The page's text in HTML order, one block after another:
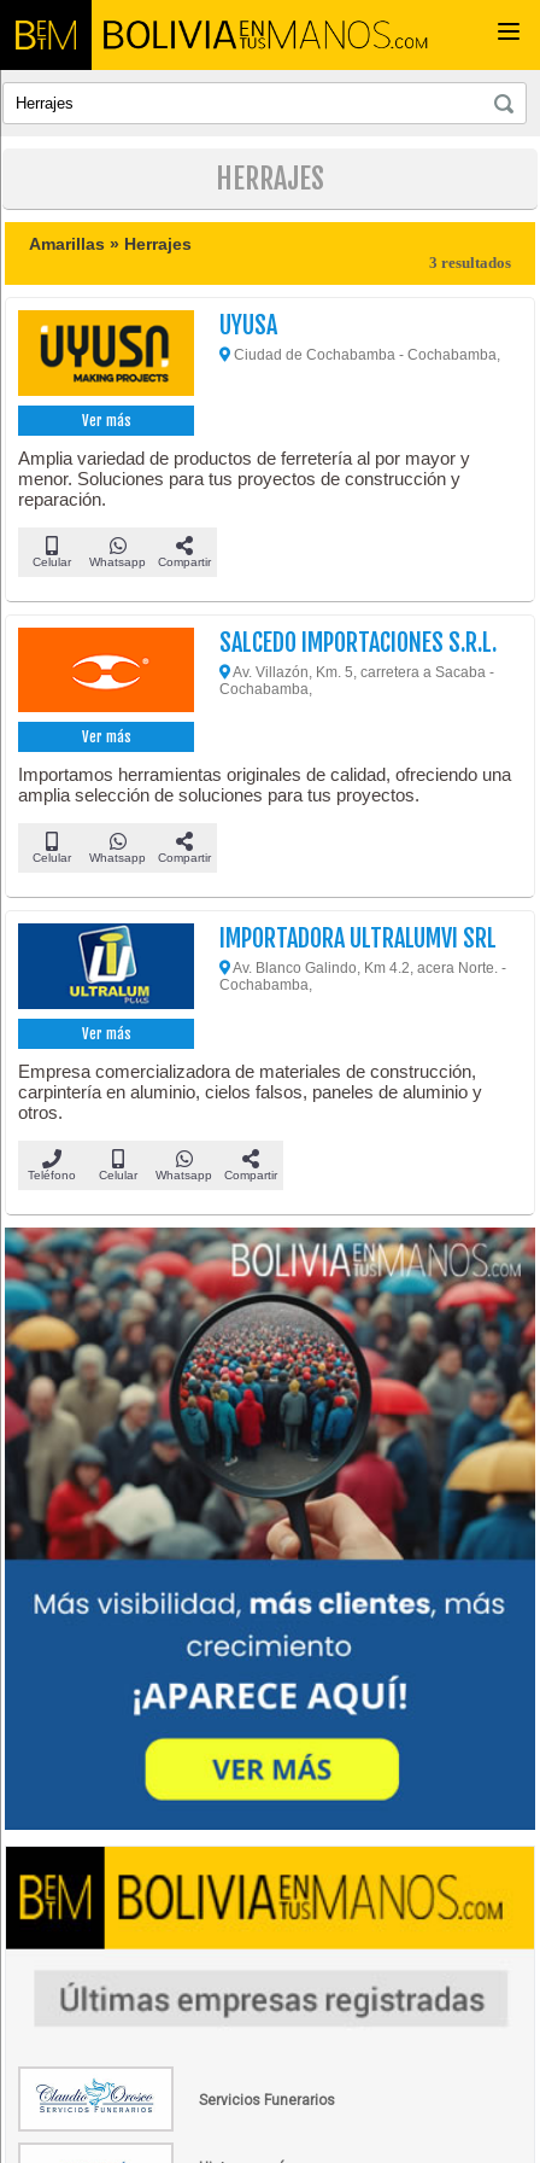
HERRAJES
Amarillas » Herrajes
3 resultados
Ver más
UYUSA
Ciudad de Cochabamba - Cochabamba,
Amplia variedad de productos de ferretería al por mayor y
menor. Soluciones para tus proyectos de construcción y
reparación.
Celular Whatsapp Compartir
Ver más
SALCEDO IMPORTACIONES S.R.L.
Av. Villazón, Km. 5, carretera a Sacaba -
Cochabamba,
Importamos herramientas originales de calidad, ofreciendo una
amplia selección de soluciones para tus proyectos.
Celular Whatsapp Compartir
Ver más
IMPORTADORA ULTRALUMVI SRL
Av. Blanco Galindo, Km 4.2, acera Norte. -
Cochabamba,
Empresa comercializadora de materiales de construcción,
carpintería en aluminio, cielos falsos, paneles de aluminio y
otros.
Teléfono Celular Whatsapp Compartir
Servicios Funerarios